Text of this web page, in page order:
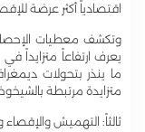
اقتصادياً أكثر عرضة
ما ينذر بتحولات
متزايدة مرتبطة
ثالثاً: التهميش